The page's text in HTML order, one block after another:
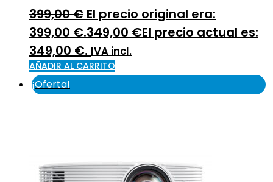
399,00€ El precio original era:
399,00 €.349,00 €El precio actual es:
349,00 €. IVA incl.
AÑADIR AL CARRITO
¡Oferta!